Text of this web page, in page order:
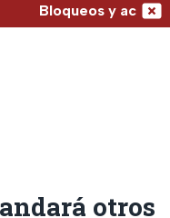
Bloqueos y
otros